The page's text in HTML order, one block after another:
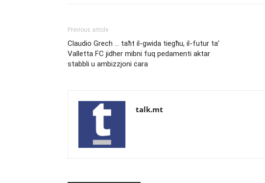
Previous article
Claudio Grech … taħt il-gwida tiegħu, il-futur ta’
Valletta FC jidher mibni fuq pedamenti aktar
stabbli u ambizzjoni ċara
talk.mt